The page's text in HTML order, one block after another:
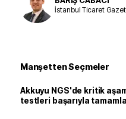
İstanbul Ticaret
Manşetten Seçmeler
Akkuyu NGS'de kritik
testleri başarıyla